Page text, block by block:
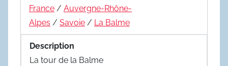
France / Auvergne-Rhône-
Alpes / Savoie / La Balme
Description
La tour de la Balme